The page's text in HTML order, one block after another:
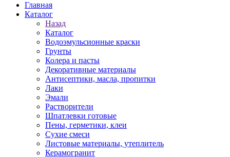
Главная
Каталог
Назад
Каталог
Водоэмульсионные краски
Грунты
Колера и пасты
Декоративные материалы
Антисептики, масла, пропитки
Лаки
Эмали
Растворители
Шпатлевки готовые
Пены, герметики, клеи
Сухие смеси
Листовые материалы, утеплитель
Керамогранит